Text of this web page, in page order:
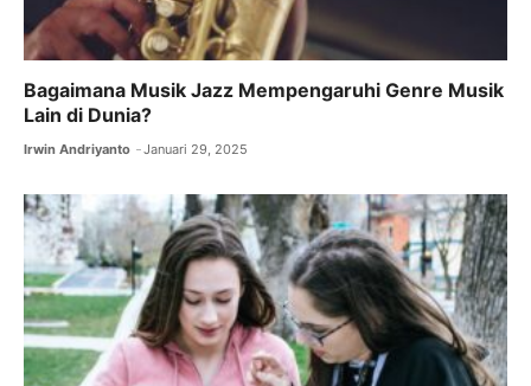
Bagaimana Musik Jazz Mempengaruhi Genre Musik
Lain di Dunia?
Irwin Andriyanto Januari 29, 2025